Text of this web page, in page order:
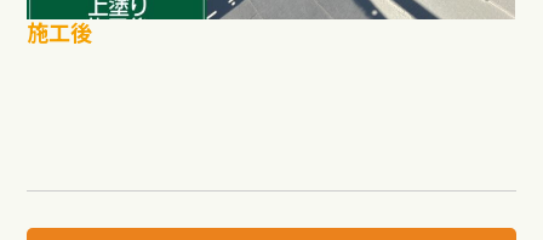
施工後